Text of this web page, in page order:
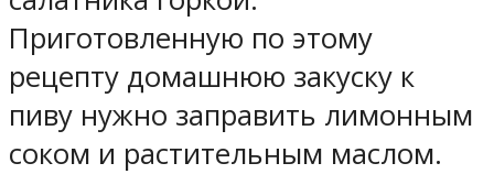
Приготовленную по этому
рецепту домашнюю закуску к
пиву нужно заправить лимонным
соком и растительным маслом.